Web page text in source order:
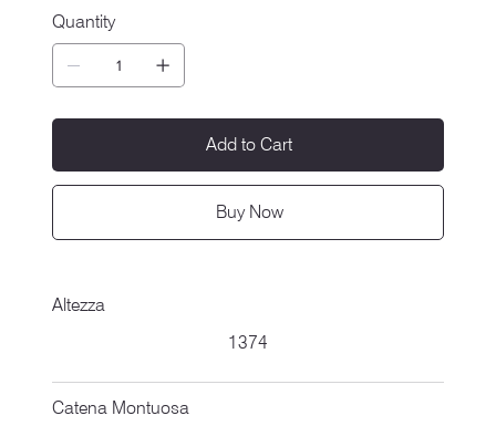
Quantity
Add to Cart
Buy Now
Altezza
1374
Catena Montuosa